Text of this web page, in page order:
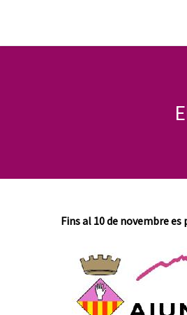
Fins al 10 de novembre